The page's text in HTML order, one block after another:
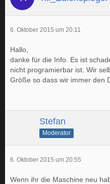
6. Oktober 2015 um 20:11
Hallo,
danke für die Info. Es ist
nicht programierbar ist. Wir
Größe so dass wir immer den
Stefan
Moderator
6. Oktober 2015 um 20:55
Wenn ihr die Maschine neu